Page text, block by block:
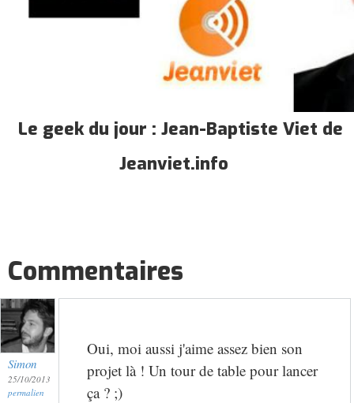
Le geek du jour : Jean-Baptiste Viet de
Jeanviet.info
Commentaires
Simon
25/10/2013
permalien
Oui, moi aussi j'aime assez bien son
projet là ! Un tour de table pour lancer
ça ? ;)